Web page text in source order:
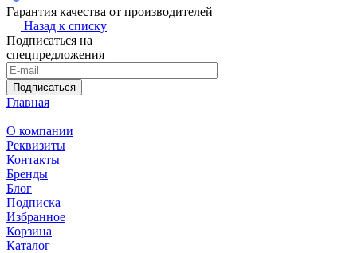
Гарантия качества от производителей
Назад к списку
Подписаться на
спецпредложения
Подписаться
Главная
О компании
Реквизиты
Контакты
Бренды
Блог
Подписка
Избранное
Корзина
Каталог